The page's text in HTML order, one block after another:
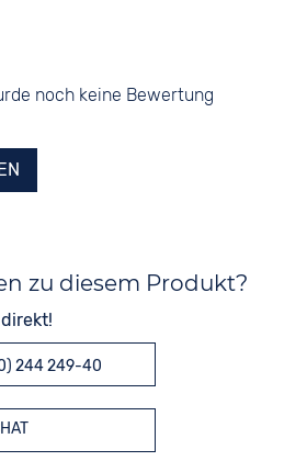
noch keine Bewertung
zu diesem Produkt?
244 249-40